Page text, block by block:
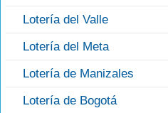
Lotería del Valle
Lotería del Meta
Lotería de Manizales
Lotería de Bogotá